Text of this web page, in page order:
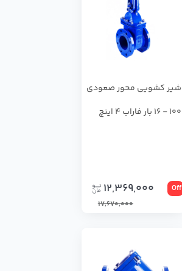
شیر کشویی محور صعودی
100 - 16 بار فاراب 4 اینچ
Off
12,369,000
17,670,000